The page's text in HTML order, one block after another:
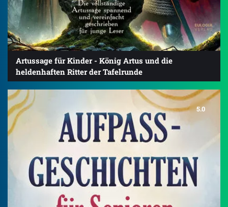
Artussage für Kinder - König Artus und die
heldenhaften Ritter der Tafelrunde
5.0